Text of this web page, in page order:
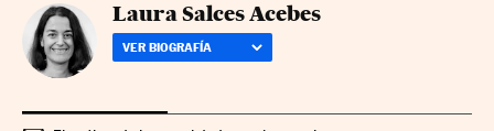
Laura Salces Acebes
VER BIOGRAFÍA